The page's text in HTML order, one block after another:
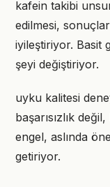
kafein takibi
edilmesi,
iyileştiriyor. Basit
şeyi değiştiriyor.
uyku kalitesi
başarısızlık
engel, aslında
getiriyor.